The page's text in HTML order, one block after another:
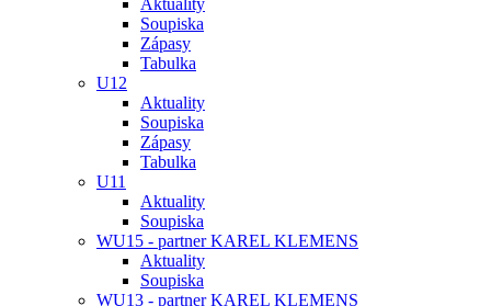
Aktuality
Soupiska
Zápasy
Tabulka
U12
Aktuality
Soupiska
Zápasy
Tabulka
U11
Aktuality
Soupiska
WU15 - partner KAREL KLEMENS
Aktuality
Soupiska
WU13 - partner KAREL KLEMENS